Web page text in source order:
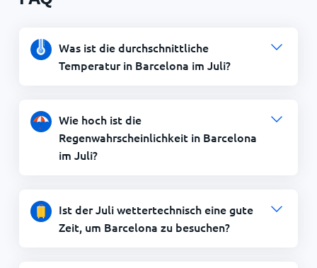
Was ist die durchschnittliche
Temperatur in Barcelona im Juli?
Wie hoch ist die
Regenwahrscheinlichkeit in Barcelona
im Juli?
Ist der Juli wettertechnisch eine gute
Zeit, um Barcelona zu besuchen?